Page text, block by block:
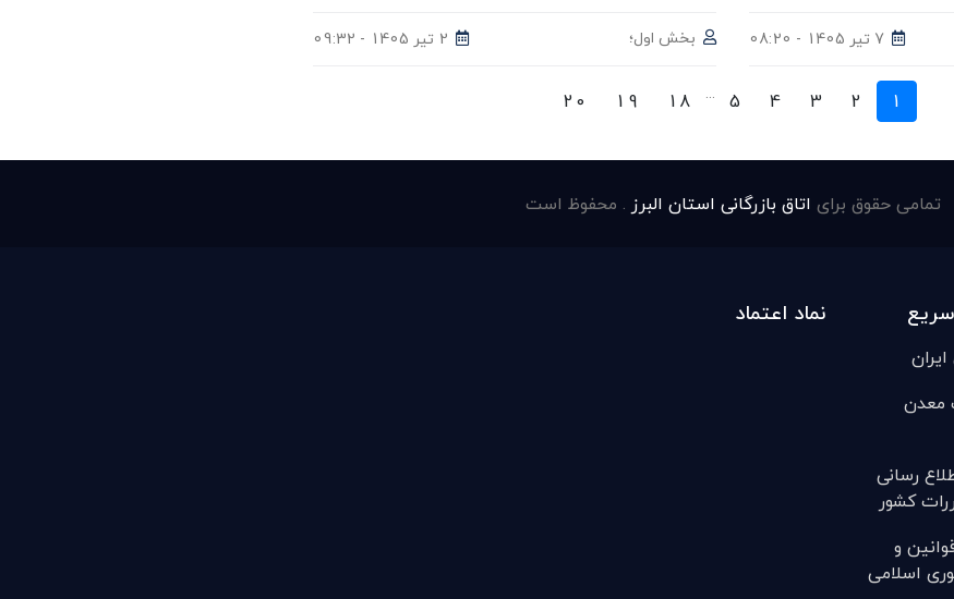
7 تیر 1405 - 08:20 بخش اول؛ 2 تیر 1405 - 09:32
1
2
3
4
5
...
18
19
20
تمامی حقوق برای اتاق بازرگانی استان البرز . محفوظ است
ایران
معدن
رسانی
کشور
و
اسلامی
نماد اعتماد